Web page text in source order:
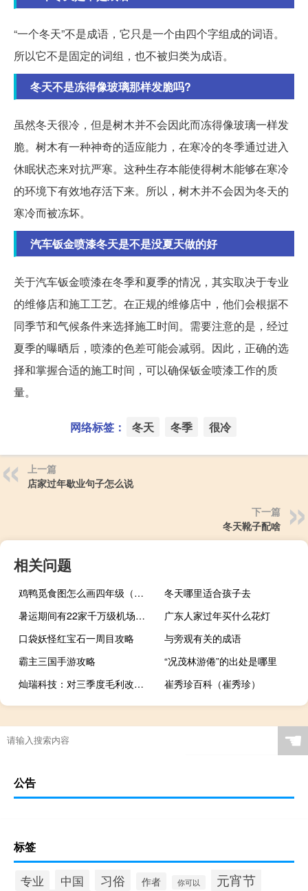
“一个冬天”不是成语，它只是一个由四个字组成的词语。
所以它不是固定的词组，也不被归类为成语。
冬天不是冻得像玻璃那样发脆吗?
虽然冬天很冷，但是树木并不会因此而冻得像玻璃一样发
脆。树木有一种神奇的适应能力，在寒冷的冬季通过进入
休眠状态来对抗严寒。这种生存本能使得树木能够在寒冷
的环境下有效地存活下来。所以，树木并不会因为冬天的
寒冷而被冻坏。
汽车钣金喷漆冬天是不是没夏天做的好
关于汽车钣金喷漆在冬季和夏季的情况，其实取决于专业
的维修店和施工工艺。在正规的维修店中，他们会根据不
同季节和气候条件来选择施工时间。需要注意的是，经过
夏季的曝晒后，喷漆的色差可能会减弱。因此，正确的选
择和掌握合适的施工时间，可以确保钣金喷漆工作的质
量。
网络标签： 冬天 冬季 很冷
上一篇
店家过年歇业句子怎么说
下一篇
冬天靴子配啥
相关问题
鸡鸭觅食图怎么画四年级（鸡鸭觅食图怎么画）
冬天哪里适合孩子去
暑运期间有22家千万级机场进出港航班量同比2019年正增长
广东人家过年买什么花灯
口袋妖怪红宝石一周目攻略
与旁观有关的成语
霸主三国手游攻略
“况茂林游倦”的出处是哪里
灿瑞科技：对三季度毛利改善持乐观态度
崔秀珍百科（崔秀珍）
☚
公告
标签
专业 中国 习俗 作者 你可以 元宵节